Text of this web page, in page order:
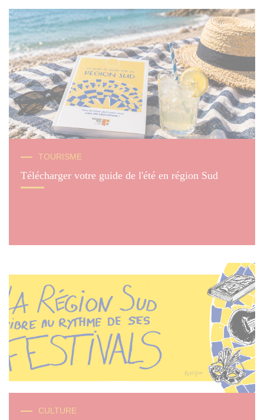
TOURISME
Télécharger votre guide de l'été en région Sud
CULTURE